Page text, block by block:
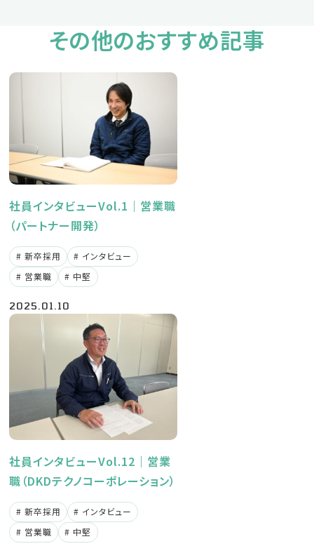
その他のおすすめ記事
社員インタビューVol.1｜営業職
（パートナー開発）
新卒採用
インタビュー
営業職
中堅
2025.01.10
社員インタビューVol.12｜営業
職（DKDテクノコーポレーション）
新卒採用
インタビュー
営業職
中堅